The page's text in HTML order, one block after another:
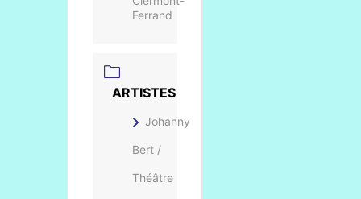
Ferrand
ARTISTES
Johanny
Bert /
Théâtre